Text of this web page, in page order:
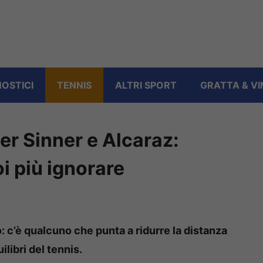
TENNIS ALTRI SPORT GRATTA &
Sinner e Alcaraz:
più ignorare
qualcuno che punta a ridurre la distanza
del tennis.